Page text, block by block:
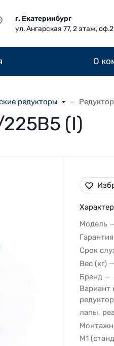
г. Екатеринбург
ул. Ангарская 77, 2 этаж,
О
редукторы
(I)
Модель
Гарантия
Срок
Вес (кг)
Бренд
Вариант
лапы,
M1